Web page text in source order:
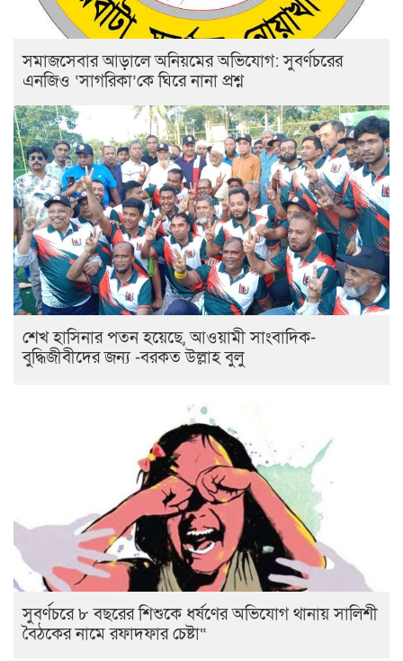
সমাজসেবার আড়ালে অনিয়মের অভিযোগ: সুবর্ণচরের
এনজিও ‘সাগরিকা’কে ঘিরে নানা প্রশ্ন
শেখ হাসিনার পতন হয়েছে, আওয়ামী সাংবাদিক-
বুদ্ধিজীবীদের জন্য -বরকত উল্লাহ বুলু
সুবর্ণচরে ৮ বছরের শিশুকে ধর্ষণের অভিযোগ থানায় সালিশী
বৈঠকের নামে রফাদফার চেষ্টা“